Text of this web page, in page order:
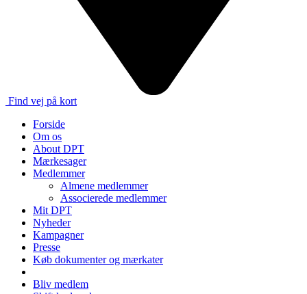
Find vej på kort
Forside
Om os
About DPT
Mærkesager
Medlemmer
Almene medlemmer
Associerede medlemmer
Mit DPT
Nyheder
Kampagner
Presse
Køb dokumenter og mærkater
Bliv medlem